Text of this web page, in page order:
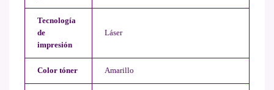
Tecnología
de
impresión
Láser
Color tóner Amarillo